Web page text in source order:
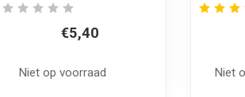
€5,40
Niet op voorraad Niet